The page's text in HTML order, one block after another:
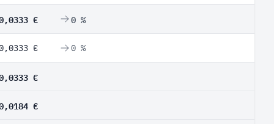
€ 0 %
€ 0 %
€
€